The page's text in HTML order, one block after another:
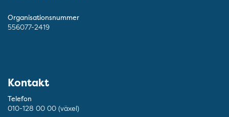
Organisationsnummer
556077-2419
Kontakt
Telefon
010-128 00 00 (växel)